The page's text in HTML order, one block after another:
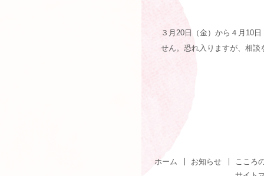
３月20日（金）から４月10
せん。恐れ入りますが、相
ホーム お知らせ
こころ